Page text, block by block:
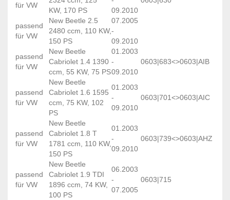
für VW
KW, 170 PS
09.2010
passend
für VW
New Beetle 2.5
2480 ccm, 110 KW,
150 PS
07.2005
-
09.2010
passend
für VW
New Beetle
Cabriolet 1.4 1390
ccm, 55 KW, 75 PS
01.2003
-
09.2010
0603|683<>0603|AIB
passend
für VW
New Beetle
Cabriolet 1.6 1595
ccm, 75 KW, 102
PS
01.2003
-
09.2010
0603|701<>0603|AIC
passend
für VW
New Beetle
Cabriolet 1.8 T
1781 ccm, 110 KW,
150 PS
01.2003
-
09.2010
0603|739<>0603|AHZ
passend
für VW
New Beetle
Cabriolet 1.9 TDI
1896 ccm, 74 KW,
100 PS
06.2003
-
07.2005
0603|715